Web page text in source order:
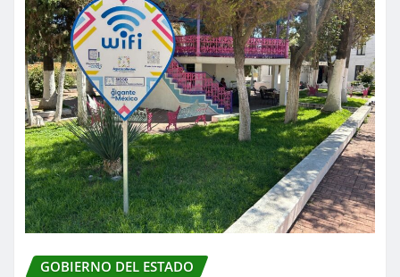
GOBIERNO DEL ESTADO